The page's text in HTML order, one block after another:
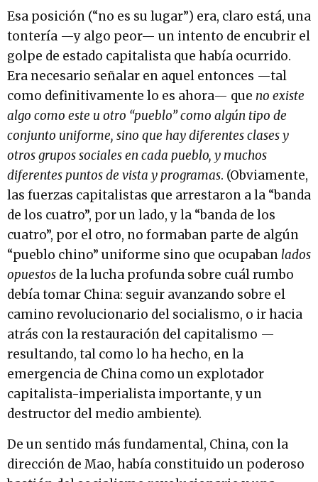
Esa posición (“no es su lugar”) era, claro está, una
tontería —y algo peor— un intento de encubrir el
golpe de estado capitalista que había ocurrido.
Era necesario señalar en aquel entonces —tal
como definitivamente lo es ahora— que no existe
algo como este u otro “pueblo” como algún tipo de
conjunto uniforme, sino que hay diferentes clases y
otros grupos sociales en cada pueblo, y muchos
diferentes puntos de vista y programas. (Obviamente,
las fuerzas capitalistas que arrestaron a la “banda
de los cuatro”, por un lado, y la “banda de los
cuatro”, por el otro, no formaban parte de algún
“pueblo chino” uniforme sino que ocupaban lados
opuestos de la lucha profunda sobre cuál rumbo
debía tomar China: seguir avanzando sobre el
camino revolucionario del socialismo, o ir hacia
atrás con la restauración del capitalismo —
resultando, tal como lo ha hecho, en la
emergencia de China como un explotador
capitalista-imperialista importante, y un
destructor del medio ambiente).
De un sentido más fundamental, China, con la
dirección de Mao, había constituido un poderoso